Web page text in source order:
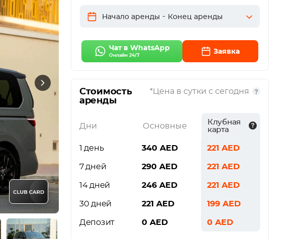
Начало аренды - Конец аренды
Чат в WhatsApp
Онлайн 24/7
Заявка
Стоимость
аренды
*Цена в сутки с сегодня
Дни Основные
Клубная
карта
1 день 340 AED 221 AED
7 дней 290 AED 221 AED
14 дней 246 AED 221 AED
30 дней 221 AED 199 AED
Депозит 0 AED 0 AED